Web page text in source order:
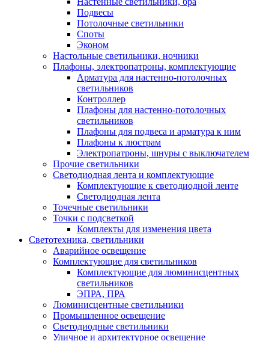
Подвесы
Потолочные светильники
Споты
Эконом
Настольные светильники, ночники
Плафоны, электропатроны, комплектующие
Арматура для настенно-потолочных
светильников
Контроллер
Плафоны для настенно-потолочных
светильников
Плафоны для подвеса и арматура к ним
Плафоны к люстрам
Электропатроны, шнуры с выключателем
Прочие светильники
Светодиодная лента и комплектующие
Комплектующие к светодиодной ленте
Светодиодная лента
Точечные светильники
Точки с подсветкой
Комплекты для изменения цвета
Светотехника, светильники
Аварийное освещение
Комплектующие для светильников
Комплектующие для люминисцентных
светильников
ЭПРА, ПРА
Люминисцентные светильники
Промышленное освещение
Светодиодные светильники
Уличное и архитектурное освещение